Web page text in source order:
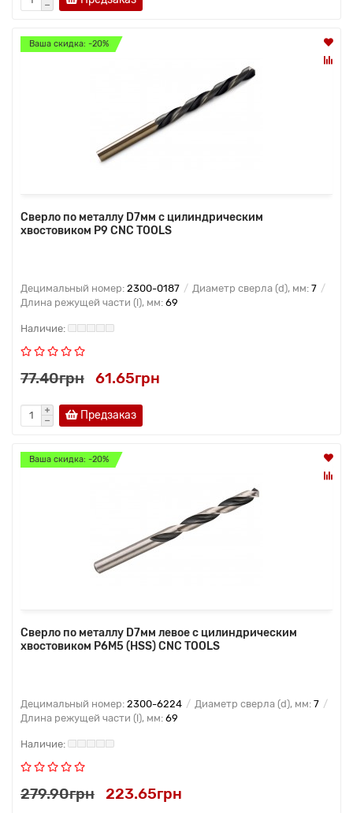
Ваша скидка: -20%
Сверло по металлу D7мм с цилиндрическим
хвостовиком Р9 CNC TOOLS
Децимальный номер: 2300-0187 Диаметр сверла (d), мм: 7
Длина режущей части (l), мм: 69
77.40грн 61.65грн
Предзаказ
Ваша скидка: -20%
Сверло по металлу D7мм левое с цилиндрическим
хвостовиком Р6М5 (HSS) CNC TOOLS
Децимальный номер: 2300-6224 Диаметр сверла (d), мм: 7
Длина режущей части (l), мм: 69
279.90грн 223.65грн